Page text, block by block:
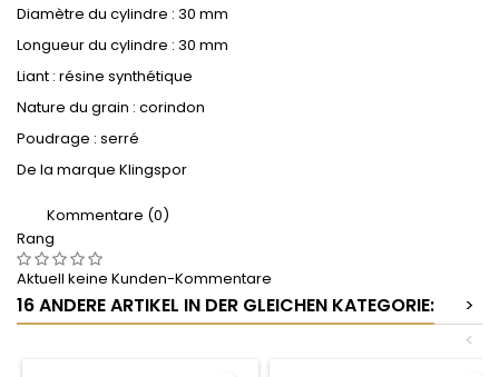
Diamètre du cylindre : 30 mm
Longueur du cylindre : 30 mm
Liant : résine synthétique
Nature du grain : corindon
Poudrage : serré
De la marque Klingspor
Kommentare (0)
Rang
Aktuell keine Kunden-Kommentare
16 ANDERE ARTIKEL IN DER GLEICHEN KATEGORIE:
>
<